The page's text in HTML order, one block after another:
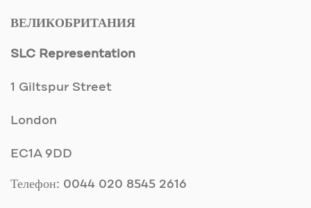
ВЕЛИКОБРИТАНИЯ
SLC Representation
1 Giltspur Street
London
EC1A 9DD
Телефон: 0044 020 8545 2616